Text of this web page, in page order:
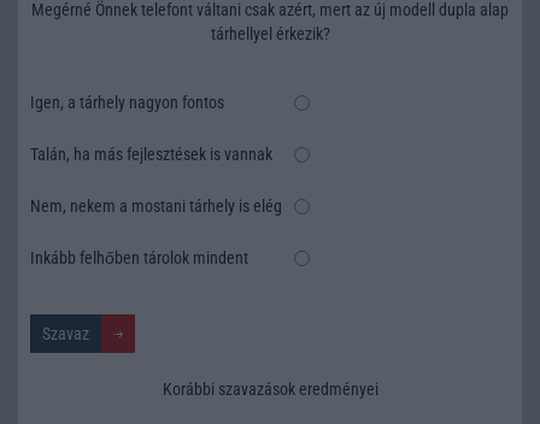
Megérné Önnek telefont váltani csak azért, mert az új modell dupla alap
tárhellyel érkezik?
Igen, a tárhely nagyon fontos
Talán, ha más fejlesztések is vannak
Nem, nekem a mostani tárhely is elég
Inkább felhőben tárolok mindent
Korábbi szavazások eredményei